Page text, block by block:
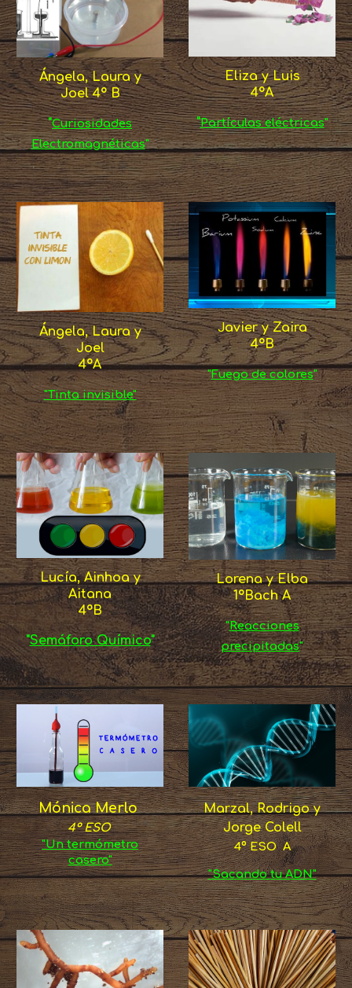
Ángela, Laura y
Joel 4º B
"Curiosidades
Electromagnéticas"
Eliza y Luis
4ºA
"Partículas eléctricas"
Ángela, Laura y
Joel
4ºA
"Tinta invisible"
Javier y Zaira
4ºB
"Fuego de colores"
Lucía, Ainhoa y
Aitana
4ºB
"Semáforo Químico"
Lorena y Elba
1ºBach A
"Reacciones
precipitadas"
Mónica Merlo
4º ESO
"Un termómetro
casero"
Marzal, Rodrigo y
Jorge Colell
4º ESO A
"Sacando tu ADN"